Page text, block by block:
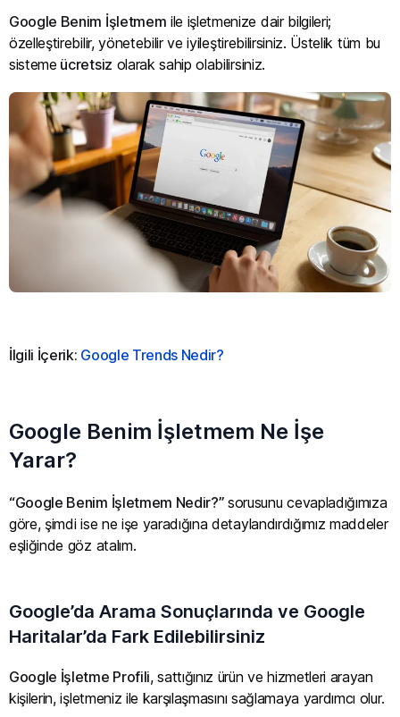
Google Benim İşletmem ile işletmenize dair bilgileri;
özelleştirebilir, yönetebilir ve iyileştirebilirsiniz. Üstelik tüm bu
sisteme ücretsiz olarak sahip olabilirsiniz.
İlgili İçerik: Google Trends Nedir?
Google Benim İşletmem Ne İşe
Yarar?
“Google Benim İşletmem Nedir?”sorusunu cevapladığımıza
göre, şimdi ise ne işe yaradığına detaylandırdığımız maddeler
eşliğinde göz atalım.
Google’da Arama Sonuçlarında ve Google
Haritalar’da Fark Edilebilirsiniz
Google İşletme Profili, sattığınız ürün ve hizmetleri arayan
kişilerin, işletmeniz ile karşılaşmasını sağlamaya yardımcı olur.